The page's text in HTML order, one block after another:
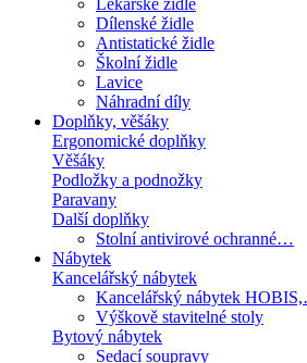
Lékařské židle
Dílenské židle
Antistatické židle
Školní židle
Lavice
Náhradní díly
Doplňky, věšáky
Ergonomické doplňky
Věšáky
Podložky a podnožky
Paravany
Další doplňky
Stolní antivirové ochranné…
Nábytek
Kancelářský nábytek
Kancelářský nábytek
Výškově stavitelné stoly
Bytový nábytek
Sedací soupravy